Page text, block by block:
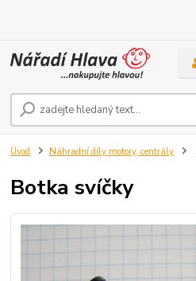
Úvod Náhradní díly motory, centrály
Botka svíčky